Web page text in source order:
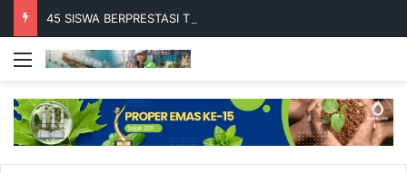
45 SISWA BERPRESTASI TERIMA BEASISWA BESCA 2026
Menu